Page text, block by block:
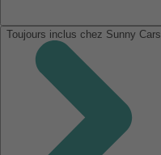
Toujours inclus chez Sunny Cars